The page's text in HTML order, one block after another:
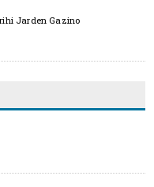
Jarden Gazino